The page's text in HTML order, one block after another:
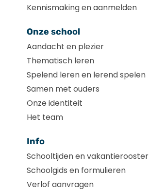
Kennismaking en aanmelden
Onze school
Aandacht en plezier
Thematisch leren
Spelend leren en lerend spelen
Samen met ouders
Onze identiteit
Het team
Info
Schooltijden en vakantierooster
Schoolgids en formulieren
Verlof aanvragen